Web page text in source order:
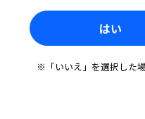
仮称）」の開発状況
員向けに先行リリース
はい
※「いいえ」を選択した